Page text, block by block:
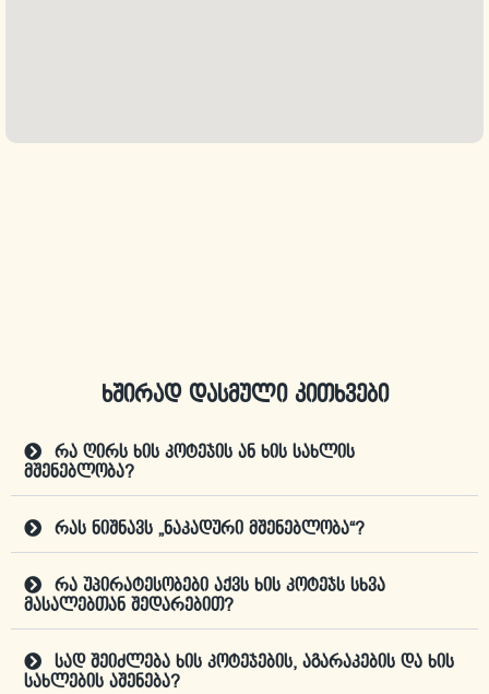
ხშირად დასმული კითხვები
რა ღირს ხის კოტეჯის ან ხის სახლის
მშენებლობა?
რას ნიშნავს „ნაკადური მშენებლობა“?
რა უპირატესობები აქვს ხის კოტეჯს სხვა
მასალებთან შედარებით?
სად შეიძლება ხის კოტეჯების, აგარაკების და ხის
სახლების აშენება?